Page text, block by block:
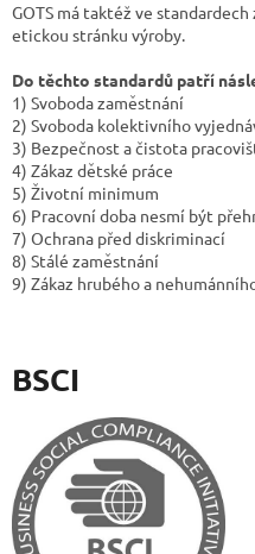
GOTS má taktéž ve
etickou stránku výroby.
Do těchto standardů patří
1) Svoboda zaměstnání
2) Svoboda kolektivního
3) Bezpečnost a čistota
4) Zákaz dětské práce
5) Životní minimum
6) Pracovní doba nesmí být
7) Ochrana před diskriminací
8) Stálé zaměstnání
9) Zákaz hrubého a
BSCI